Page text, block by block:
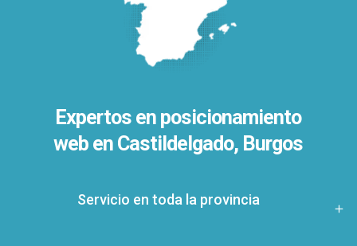
Expertos en posicionamiento
web en Castildelgado, Burgos
Servicio en toda la provincia